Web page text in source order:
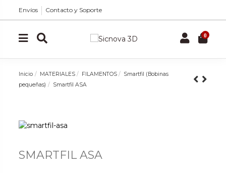
Envíos Contacto y Soporte
0
Inicio MATERIALES FILAMENTOS
Smartfil (Bobinas
pequeñas)
Smartfil ASA
SMARTFIL ASA